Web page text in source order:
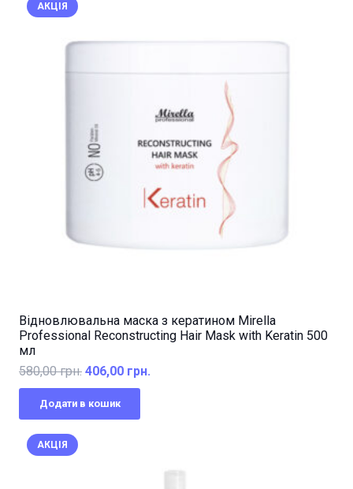
АКЦІЯ
Відновлювальна маска з кератином Mirella
Professional Reconstructing Hair Mask with Keratin 500
мл
580,00грн. Оригінальна
ціна:
580,00 грн..
406,00 грн.
Додати в кошик
АКЦІЯ